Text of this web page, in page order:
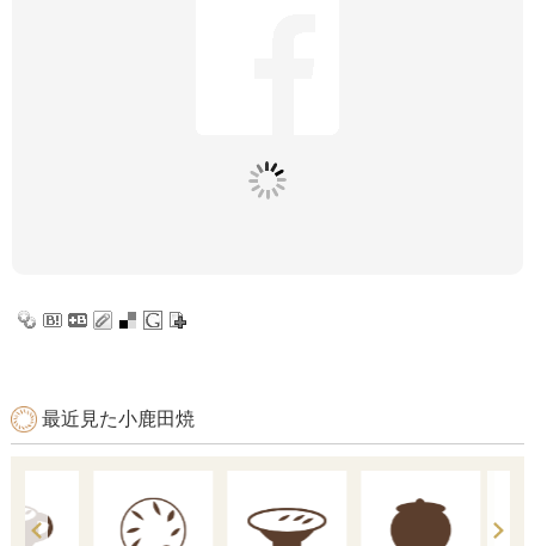
最近見た小鹿田焼